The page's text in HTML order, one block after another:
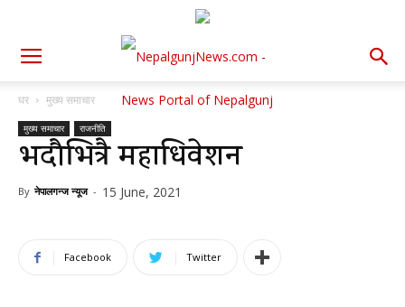
घर मुख्य समाचार
मुख्य समाचार राजनीति
भदौभित्रै महाधिवेशन
By नेपालगन्ज न्यूज - 15 June, 2021
Facebook Twitter